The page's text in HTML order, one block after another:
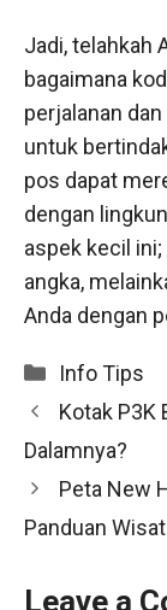
Jadi, telahkah
bagaimana
perjalanan
untuk
pos dapat
dengan
aspek kecil
angka,
Anda dengan
Categories
Info Tips
Kotak P3K
Dalamnya?
Peta New
Panduan
Leave a